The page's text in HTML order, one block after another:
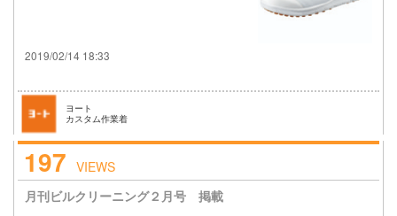
2019/02/14 18:33
ヨート
カスタム作業着
197 VIEWS
月刊ビルクリーニング２月号 掲載